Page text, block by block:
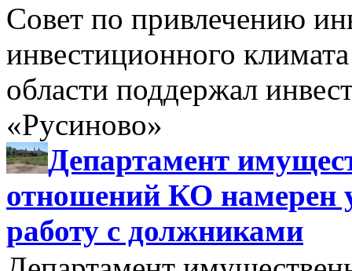
Совет по привлечению
инвестиционного
области поддержал
«Русиново»
Департамент
отношений КО намерен
работу с должниками